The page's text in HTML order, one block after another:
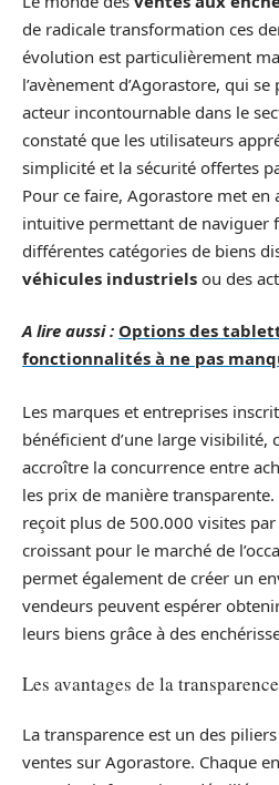
de radicale transformation ces
évolution est particulièrement
l’avènement d’Agorastore, qui
acteur incontournable dans le
constaté que les utilisateurs
simplicité et la sécurité offertes
Pour ce faire, Agorastore met
intuitive permettant de naviguer
différentes catégories de biens
véhicules industriels ou des
A lire aussi : Options des
fonctionnalités à ne pas
Les marques et entreprises
bénéficient d’une large visibilité,
accroître la concurrence entre
les prix de manière transparente.
reçoit plus de 500.000 visites
croissant pour le marché de
permet également de créer un
vendeurs peuvent espérer
leurs biens grâce à des
Les avantages de la
La transparence est un des
ventes sur Agorastore. Chaque